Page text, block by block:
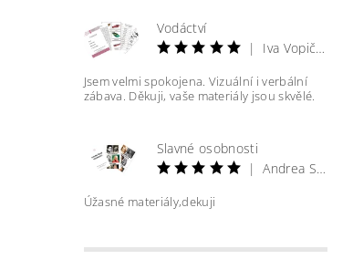
Vodáctví
|
Iva Vopičková
Jsem velmi spokojena. Vizuální i verbální
zábava. Děkuji, vaše materiály jsou skvělé.
Slavné osobnosti
|
Andrea Straková
Úžasné materiály,dekuji